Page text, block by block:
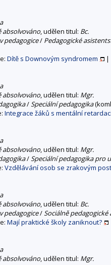
absolvováno, udělen titul: Bc.
pedagogice/ Pedagogické
Dítě s Downovým syndromem |
absolvováno, udělen titul: Mgr.
/Speciální pedagogika
Integrace žáků s mentální
absolvováno, udělen titul: Mgr.
/Speciální pedagogika pro
Vzdělávání osob se zrakovým
absolvováno, udělen titul: Bc.
pedagogice/Sociálně pedagogické
Mají praktické školy zaniknout?
absolvováno, udělen titul: Mgr.